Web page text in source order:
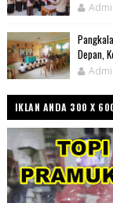
Depan,
IKLAN ANDA 300 X